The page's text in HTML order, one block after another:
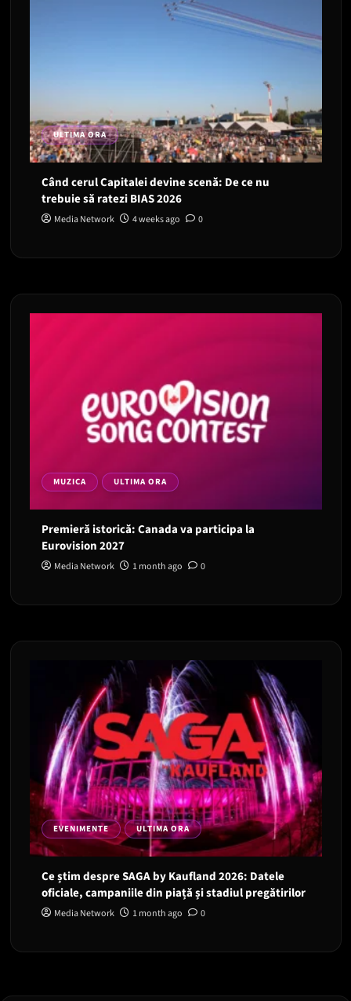
ULTIMA ORA
Când cerul Capitalei devine scenă: De ce nu
trebuie să ratezi BIAS 2026
Media Network 4 weeks ago 0
MUZICA ULTIMA ORA
Premieră istorică: Canada va participa la
Eurovision 2027
Media Network 1 month ago 0
EVENIMENTE ULTIMA ORA
Ce știm despre SAGA by Kaufland 2026: Datele
oficiale, campaniile din piață și stadiul pregătirilor
Media Network 1 month ago 0